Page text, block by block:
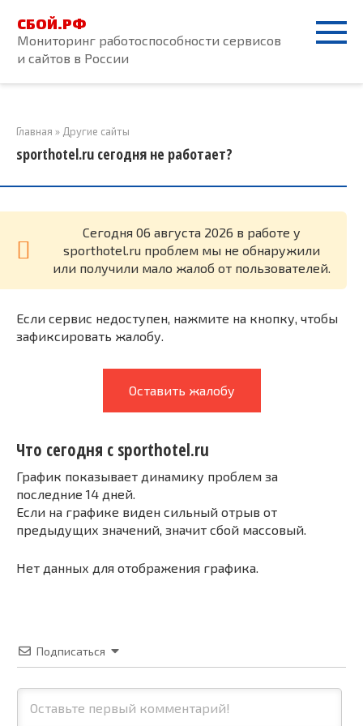
контенту
СБОЙ.РФ
Мониторинг работоспособности сервисов
и сайтов в России
Главная » Другие сайты
sporthotel.ru сегодня не работает?
Cегодня 06 августа 2026 в работе у
sporthotel.ru проблем мы не обнаружили
или получили мало жалоб от пользователей.
Если сервис недоступен, нажмите на кнопку, чтобы
зафиксировать жалобу.
Оставить жалобу
Что сегодня с sporthotel.ru
График показывает динамику проблем за
последние 14 дней.
Если на графике виден сильный отрыв от
предыдущих значений, значит сбой массовый.
Нет данных для отображения графика.
Подписаться